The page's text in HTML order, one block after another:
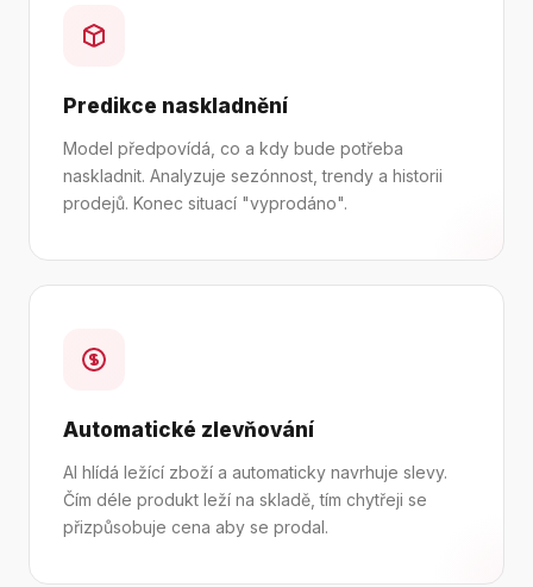
Predikce naskladnění
Model předpovídá, co a kdy bude potřeba
naskladnit. Analyzuje sezónnost, trendy a historii
prodejů. Konec situací "vyprodáno".
Automatické zlevňování
AI hlídá ležící zboží a automaticky navrhuje slevy.
Čím déle produkt leží na skladě, tím chytřeji se
přizpůsobuje cena aby se prodal.